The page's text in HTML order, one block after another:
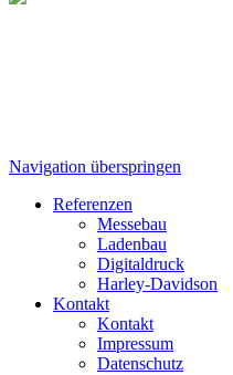
Navigation überspringen
Referenzen
Messebau
Ladenbau
Digitaldruck
Harley-Davidson
Kontakt
Kontakt
Impressum
Datenschutz